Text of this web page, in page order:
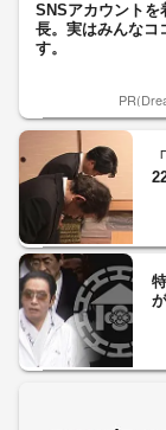
SNSアカウントを
長。実はみんなコ
す。